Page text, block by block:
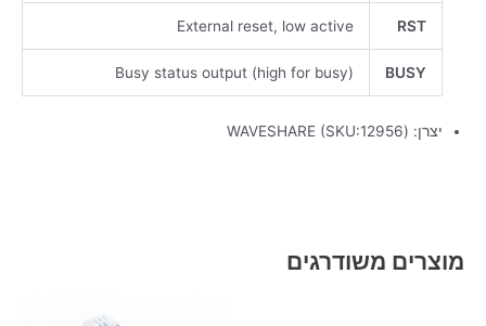
RST
External reset, low active
BUSY
Busy status output (high for busy)
יצרן: (WAVESHARE (SKU:12956
מוצרים משודרגים